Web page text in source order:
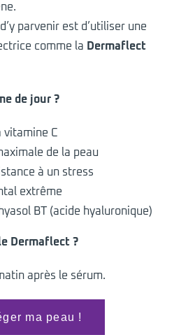
parvenir est d’utiliser une
comme la Dermaflect
de jour ?
vitamine C
de la peau
à un stress
extrême
BT (acide hyaluronique)
Dermaflect ?
après le sérum.
ma peau !